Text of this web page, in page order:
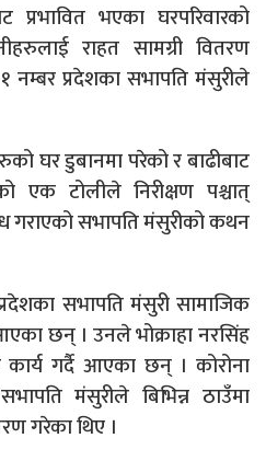
भएका घरपरिवारको
राहत सामग्री वितरण
प्रदेशका सभापति मंसुरीले
घर डुबानमा परेको र बाढीबाट
एक टोलीले निरीक्षण पश्चात्
गराएको सभापति मंसुरीको कथन
सभापति मंसुरी सामाजिक
छन् । उनले भोक्राहा नरसिंह
कार्य गर्दै आएका छन् । कोरोना
मंसुरीले बिभिन्न ठाउँमा
गरेका थिए ।